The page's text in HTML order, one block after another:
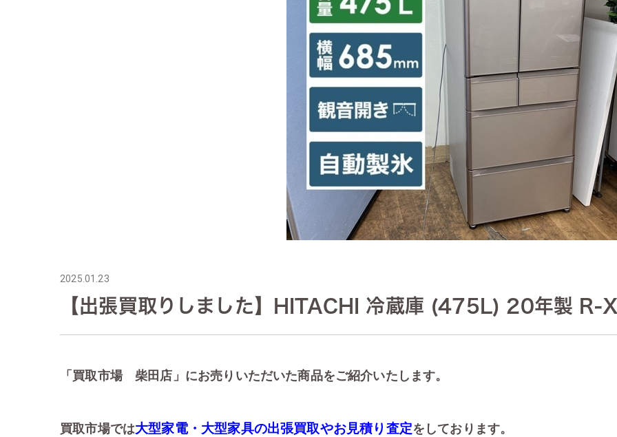
2025.01.23
【出張買取りしました】HITACHI 冷蔵庫 (475L) 20年製 R-
「買取市場 柴田店」にお売りいただいた商品をご紹介いたします。
買取市場では大型家電・大型家具の出張買取やお見積り査定をしております。